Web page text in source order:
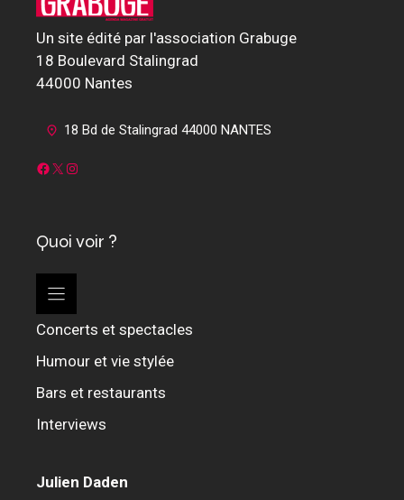
Un site édité par l'association Grabuge
18 Boulevard Stalingrad
44000 Nantes
18 Bd de Stalingrad 44000 NANTES
Facebook
X Instagram
Quoi voir ?
Concerts et spectacles
Humour et vie stylée
Bars et restaurants
Interviews
Julien Daden